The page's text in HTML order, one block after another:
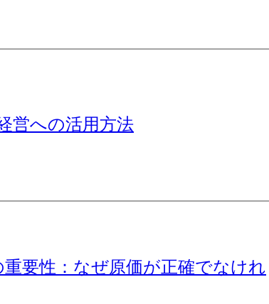
営への活用方法
要性：なぜ原価が正確でなけれ